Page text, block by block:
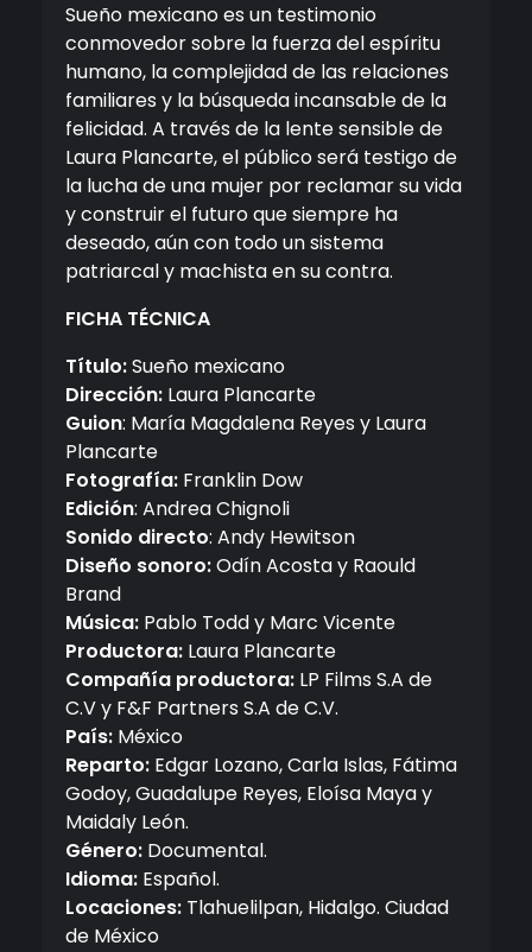
Sueño mexicano es un testimonio
conmovedor sobre la fuerza del espíritu
humano, la complejidad de las relaciones
familiares y la búsqueda incansable de la
felicidad. A través de la lente sensible de
Laura Plancarte, el público será testigo de
la lucha de una mujer por reclamar su vida
y construir el futuro que siempre ha
deseado, aún con todo un sistema
patriarcal y machista en su contra.
FICHA TÉCNICA
Título:Sueño mexicano
Dirección: Laura Plancarte
Guion: María Magdalena Reyes y Laura
Plancarte
Fotografía: Franklin Dow
Edición: Andrea Chignoli
Sonido directo: Andy Hewitson
Diseño sonoro:Odín Acosta y Raould
Brand
Música: Pablo Todd y Marc Vicente
Productora: Laura Plancarte
Compañía productora: LP Films S.A de
C.V y F&F Partners S.A de C.V.
País: México
Reparto: Edgar Lozano, Carla Islas, Fátima
Godoy, Guadalupe Reyes, Eloísa Maya y
Maidaly León.
Género: Documental.
Idioma: Español.
Locaciones: Tlahuelilpan, Hidalgo. Ciudad
de México